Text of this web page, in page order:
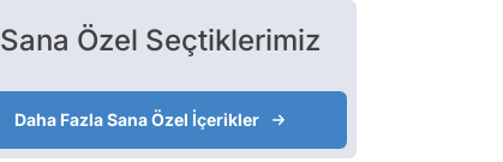
Sana Özel Seçtiklerimiz
Daha Fazla Sana Özel İçerikler